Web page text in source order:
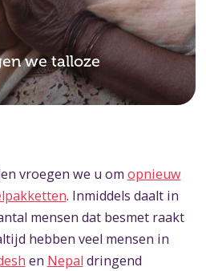
we talloze
vroegen we u om opnieuw
. Inmiddels daalt in
mensen dat besmet raakt
hebben veel mensen in
en Nepal dringend